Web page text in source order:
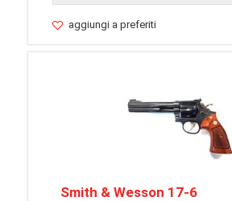
aggiungi a preferiti
Smith & Wesson 17-6